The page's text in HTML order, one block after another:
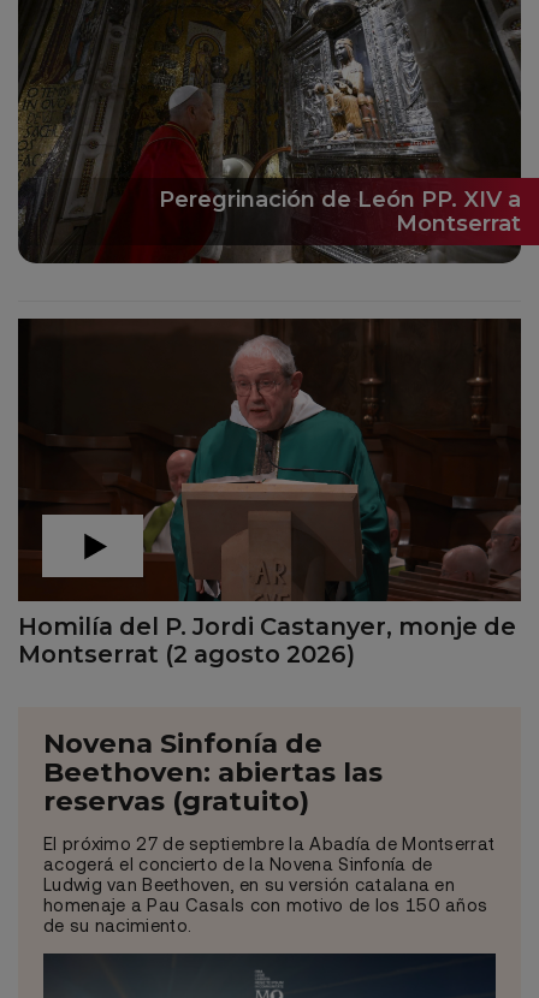
Peregrinación de León PP. XIV a
Montserrat
Homilía del P. Jordi Castanyer, monje de
Montserrat (2 agosto 2026)
Novena Sinfonía de
Beethoven: abiertas las
reservas (gratuito)
El próximo 27 de septiembre la Abadía de Montserrat
acogerá el concierto de la Novena Sinfonía de
Ludwig van Beethoven, en su versión catalana en
homenaje a Pau Casals con motivo de los 150 años
de su nacimiento.